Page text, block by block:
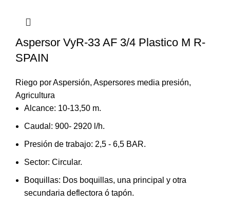
Aspersor VyR-33 AF 3/4 Plastico M R-
SPAIN
Riego por Aspersión, Aspersores media presión,
Agricultura
Alcance: 10-13,50 m.
Caudal: 900- 2920 l/h.
Presión de trabajo: 2,5 - 6,5 BAR.
Sector: Circular.
Boquillas: Dos boquillas, una principal y otra
secundaria deflectora ó tapón.